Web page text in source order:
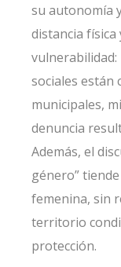
su autonomía
distancia física
vulnerabilidad:
sociales están
municipales,
denuncia
Además, el
género”
femenina, sin
territorio
protección.